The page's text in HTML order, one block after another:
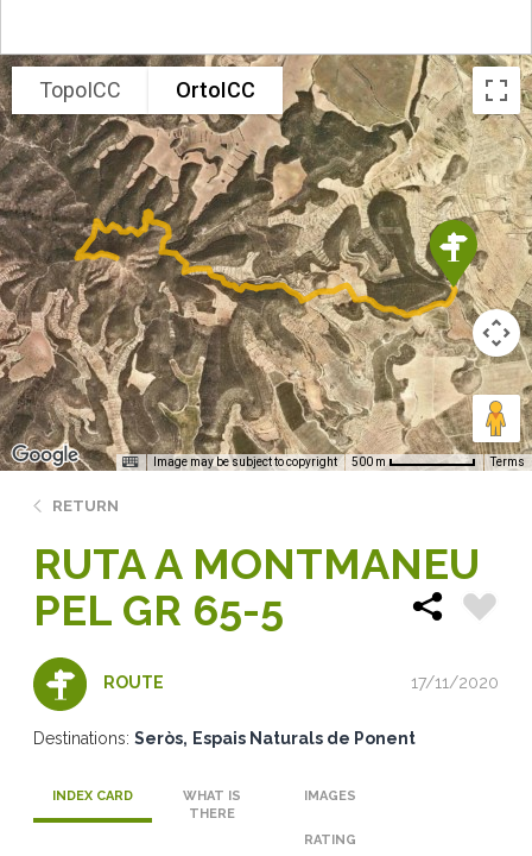
TopoICC OrtoICC
Image may be subject to copyright 500 m Terms
RETURN
RUTA A MONTMANEU
PEL GR 65-5
ROUTE 17/11/2020
Destinations: Seròs Espais Naturals de Ponent
INDEX CARD
WHAT IS
THERE
IMAGES
RATING